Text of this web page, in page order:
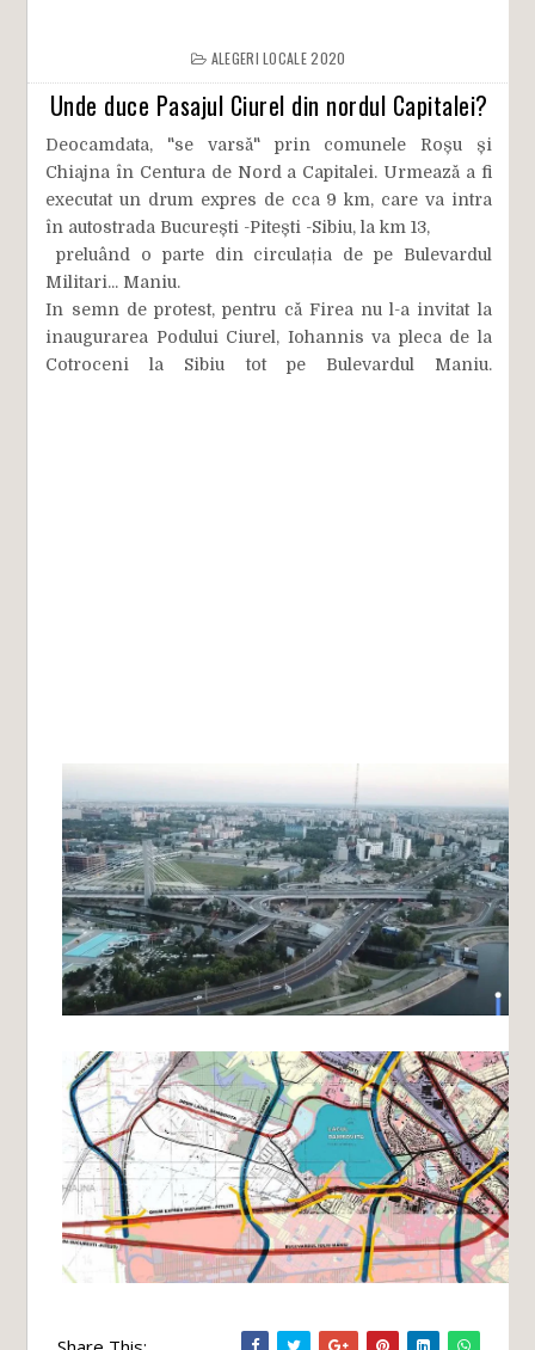
ALEGERI LOCALE 2020
Unde duce Pasajul Ciurel din nordul Capitalei?
Deocamdata, "se varsă" prin comunele Roșu și
Chiajna în Centura de Nord a Capitalei. Urmează a fi
executat un drum expres de cca 9 km, care va intra
în autostrada București -Pitești -Sibiu, la km 13,
preluând o parte din circulația de pe Bulevardul
Militari... Maniu.
In semn de protest, pentru că Firea nu l-a invitat la
inaugurarea Podului Ciurel, Iohannis va pleca de la
Cotroceni la Sibiu tot pe Bulevardul Maniu.